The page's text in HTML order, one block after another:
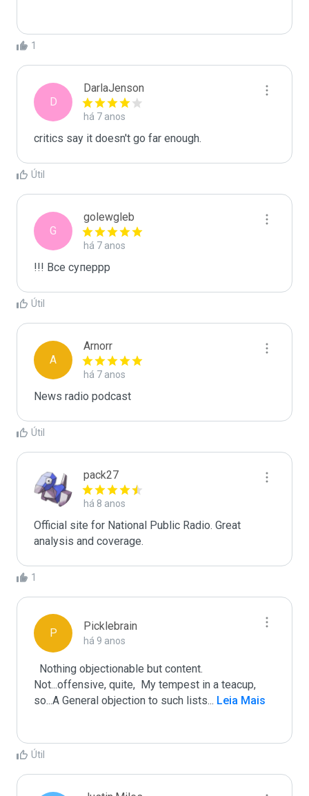
1
D
DarlaJenson
há 7 anos
critics say it doesn't go far enough.
Útil
G
golewgleb
há 7 anos
!!! Все суперрр
Útil
A
Arnorr
há 7 anos
News radio podcast
Útil
pack27
há 8 anos
Official site for National Public Radio. Great
analysis and coverage.
1
P
Picklebrain
há 9 anos
Not...offensive, quite,  My tempest in a teacup,
so...A General objection to such lists... Leia Mais
Útil